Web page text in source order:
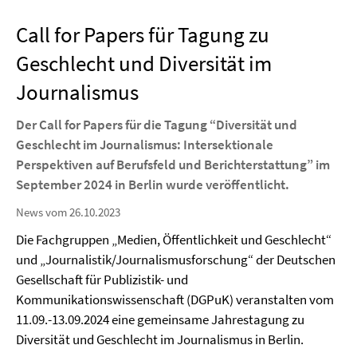
Call for Papers für Tagung zu
Geschlecht und Diversität im
Journalismus
Der Call for Papers für die Tagung “Diversität und
Geschlecht im Journalismus: Intersektionale
Perspektiven auf Berufsfeld und Berichterstattung” im
September 2024 in Berlin wurde veröffentlicht.
News vom 26.10.2023
Die Fachgruppen „Medien, Öffentlichkeit und Geschlecht“
und „Journalistik/Journalismusforschung“ der Deutschen
Gesellschaft für Publizistik- und
Kommunikationswissenschaft (DGPuK) veranstalten vom
11.09.-13.09.2024 eine gemeinsame Jahrestagung zu
Diversität und Geschlecht im Journalismus in Berlin.